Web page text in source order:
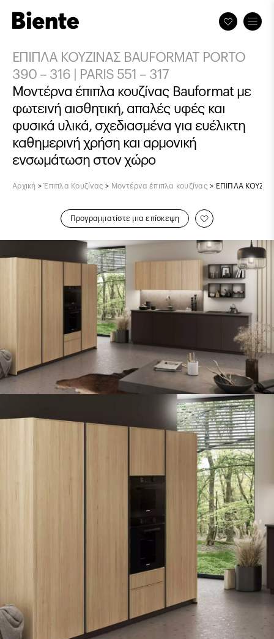
ΕΠΙΠΛΑ ΚΟΥΖΙΝΑΣ BAUFORMAT PORTO
390 – 316 | PARIS 551 – 317
Μοντέρνα έπιπλα κουζίνας Bauformat με
φωτεινή αισθητική, απαλές υφές και
φυσικά υλικά, σχεδιασμένα για ευέλικτη
καθημερινή χρήση και αρμονική
ενσωμάτωση στον χώρο
Αρχική >Έπιπλα Κουζίνας > Μοντέρνα έπιπλα κουζίνας > ΕΠΙΠΛΑ
Προγραμματίστε μια επίσκεψη